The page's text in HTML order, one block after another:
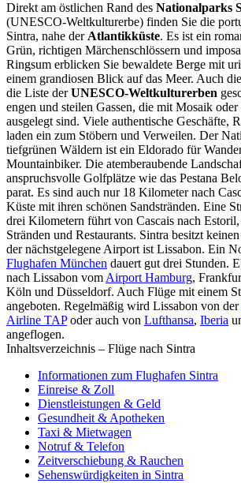
Direkt am östlichen Rand des Nationalparks
(UNESCO-Weltkulturerbe) finden Sie die
Sintra, nahe der Atlantikküste. Es ist ein
Grün, richtigen Märchenschlössern und
Ringsum erblicken Sie bewaldete Berge mit
einem grandiosen Blick auf das Meer. Auch die
die Liste derUNESCO-Weltkulturerben
engen und steilen Gassen, die mit Mosaik
ausgelegt sind. Viele authentische Geschäfte,
laden ein zum Stöbern und Verweilen. Der
tiefgrünen Wäldern ist ein Eldorado für
Mountainbiker. Die atemberaubende
anspruchsvolle Golfplätze wie das Pestana
parat. Es sind auch nur 18 Kilometer nach
Küste mit ihren schönen Sandstränden. Eine
drei Kilometern führt von Cascais nach
Stränden und Restaurants. Sintra besitzt
der nächstgelegene Airport ist Lissabon. Ein
Flughafen München dauert gut drei Stunden.
nach Lissabon vom Airport Hamburg,
Köln und Düsseldorf. Auch Flüge mit einem
angeboten. Regelmäßig wird Lissabon von der
Airline TAPoder auch von Lufthansa, Iberia
angeflogen.
Inhaltsverzeichnis – Flüge nach Sintra
Informationen zum Flughafen Sintra
Einreise & Zoll
Dienstleistungen & Geld
Gesundheit & Apotheken
Taxi & Mietwagen
Notruf & Telefon
Zeitverschiebung & Rauchen
Sehenswürdigkeiten in Sintra